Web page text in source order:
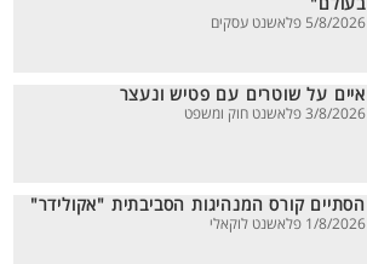
בעולם"
5/8/2026 פלאשנט עסקים
איים על שוטרים עם פטיש ונעצר
3/8/2026 פלאשנט חוק ומשפט
הסתיים קורס המנהיגות הסביבתית "אקולידר"
1/8/2026 פלאשנט לוקאלי